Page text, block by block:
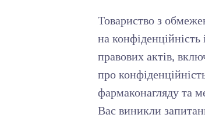
Товариство з
на
правових актів,
про
фармаконагляду та
Вас виникли